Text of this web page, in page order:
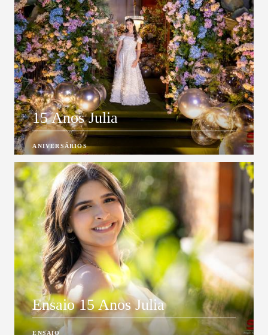
15 Anos Julia
ANIVERSÁRIOS
Ensaio 15 Anos Julia
ENSAIO